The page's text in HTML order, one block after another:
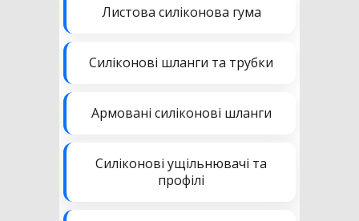
Листова силіконова гума
Силіконові шланги та трубки
Армовані силіконові шланги
Силіконові ущільнювачі та
профілі